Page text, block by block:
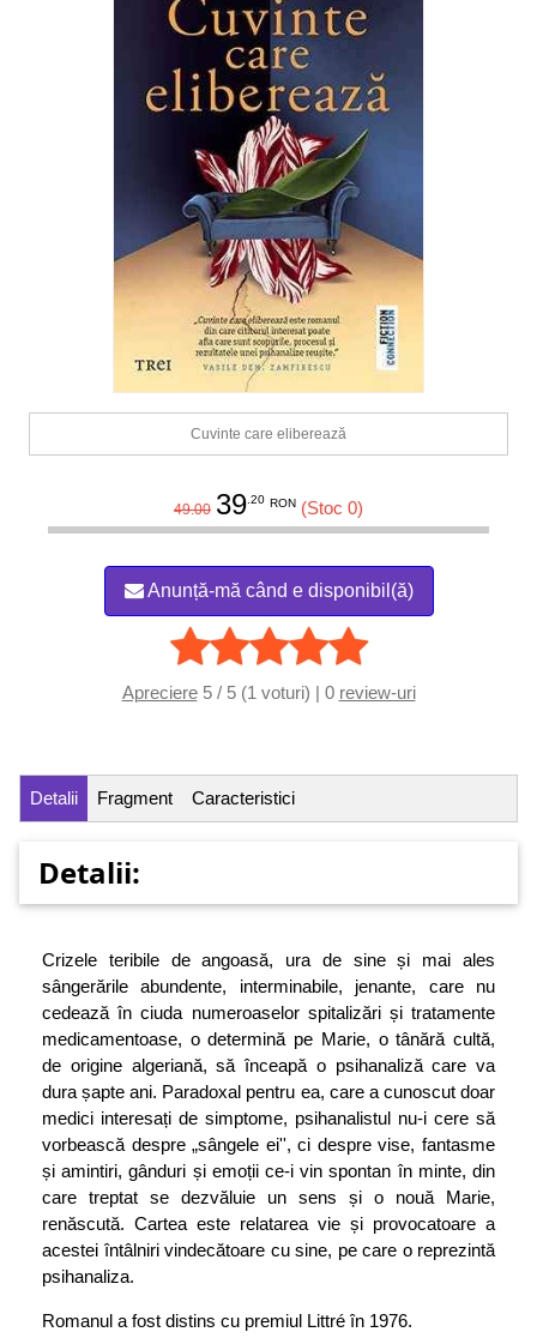
Cuvinte care eliberează
49.00 39.20 RON (Stoc 0)
Anunță-mă când e disponibil(ă)
Apreciere5 / 5 (1 voturi) | 0 review-uri
Detalii Fragment Caracteristici
Detalii:
Crizele teribile de angoasă, ura de sine și mai ales
sângerările abundente, interminabile, jenante, care nu
cedează în ciuda numeroaselor spitalizări și tratamente
medicamentoase, o determină pe Marie, o tânără cultă,
de origine algeriană, să înceapă o psihanaliză care va
dura șapte ani. Paradoxal pentru ea, care a cunoscut doar
medici interesați de simptome, psihanalistul nu-i cere să
vorbească despre „sângele ei'', ci despre vise, fantasme
și amintiri, gânduri și emoții ce-i vin spontan în minte, din
care treptat se dezvăluie un sens și o nouă Marie,
renăscută. Cartea este relatarea vie și provocatoare a
acestei întâlniri vindecătoare cu sine, pe care o reprezintă
psihanaliza.
Romanul a fost distins cu premiul Littré în 1976.